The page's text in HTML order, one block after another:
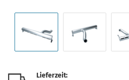
Lieferzeit: